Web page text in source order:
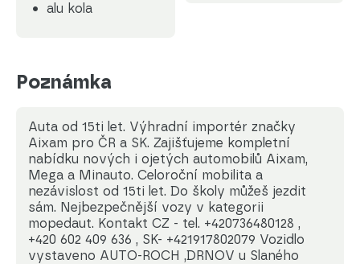
alu kola
Poznámka
Auta od 15ti let. Výhradní importér značky
Aixam pro ČR a SK. Zajišťujeme kompletní
nabídku nových i ojetých automobilů Aixam,
Mega a Minauto. Celoroční mobilita a
nezávislost od 15ti let. Do školy můžeš jezdit
sám. Nejbezpečnější vozy v kategorii
mopedaut. Kontakt CZ - tel. +420736480128 ,
+420 602 409 636 , SK- +421917802079 Vozidlo
vystaveno AUTO-ROCH ,DRNOV u Slaného